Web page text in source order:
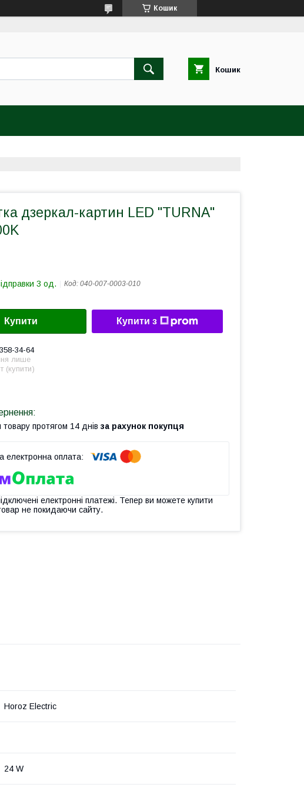
Кошик
Кошик
дзеркал-картин LED "TURNA"
3 од. Код: 040-007-0003-010
Купити Купити з
34-64
лише
(купити)
протягом 14 днів за рахунок покупця
електронні платежі. Тепер ви можете купити
не покидаючи сайту.
Horoz Electric
24 W